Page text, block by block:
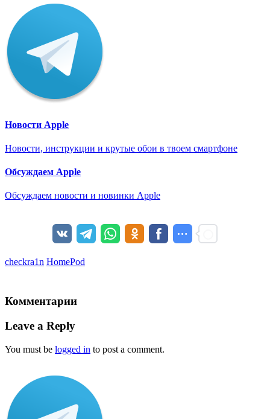
Новости Apple
Новости, инструкции и крутые обои в твоем смартфоне
Обсуждаем Apple
Обсуждаем новости и новинки Apple
checkra1n HomePod
Комментарии
Leave a Reply
You must be logged in to post a comment.